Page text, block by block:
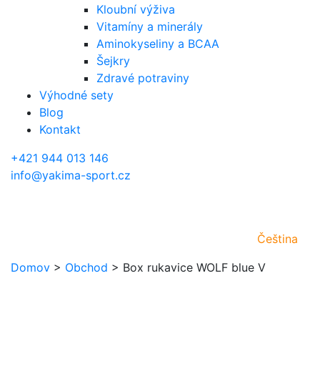
Kloubní výživa
Vitamíny a minerály
Aminokyseliny a BCAA
Šejkry
Zdravé potraviny
Výhodné sety
Blog
Kontakt
+421 944 013 146
info@yakima-sport.cz
Čeština
Domov > Obchod > Box rukavice WOLF blue V